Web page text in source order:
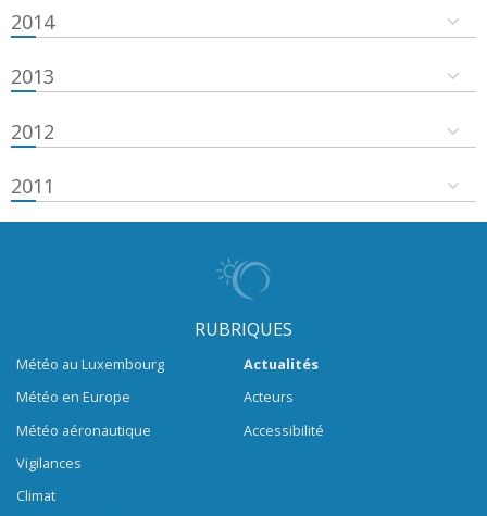
2014
2013
2012
2011
RUBRIQUES
Météo au Luxembourg
Météo en Europe
Météo aéronautique
Vigilances
Climat
Actualités
Acteurs
Accessibilité